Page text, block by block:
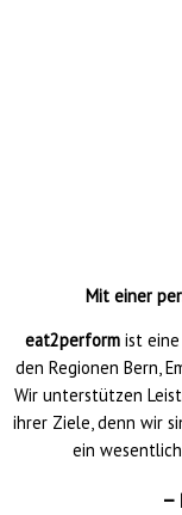
Mit einer
eat2performist eine
den Regionen Bern,
Wir unterstützen
ihrer Ziele, denn wir
ein
–